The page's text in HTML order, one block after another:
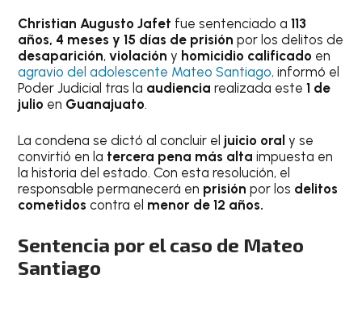
Christian Augusto Jafet fue sentenciado a113
años, 4 meses y 15 días de prisión por los delitos de
desaparición,violación y homicidio calificado en
agravio del adolescente Mateo Santiago, informó el
Poder Judicial tras la audienciarealizada este1 de
julio en Guanajuato.
La condena se dictó al concluir el juicio oraly se
convirtió en la tercera pena más alta impuesta en
la historia del estado. Con esta resolución, el
responsable permanecerá en prisiónpor los delitos
cometidoscontra el menor de 12 años.
Sentencia por el caso de Mateo
Santiago